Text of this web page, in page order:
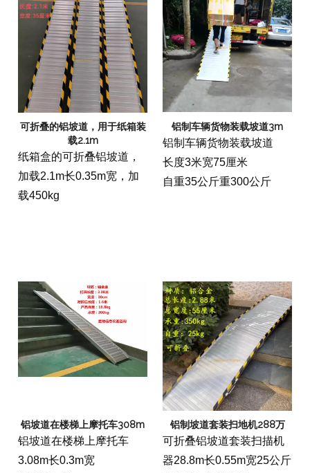
可折叠的铝坡道，用于纸箱装
载2.1m
纸箱盒的可折叠铝坡道，
加载2.1m长0.35m宽，加
载450kg
铝制车辆货物装载坡道3m
铝制车辆货物装载坡道
长度3米宽75厘米
自重35公斤重300公斤
铝坡道在楼梯上摩托车308m
铝坡道在楼梯上摩托车
3.08m长0.3m宽
铝制坡道套装扫地机288万
可折叠铝坡道套装扫描机
器28.8m长0.55m宽25公斤